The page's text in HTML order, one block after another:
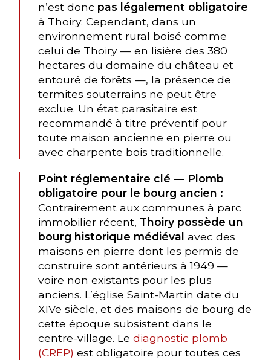
n’est donc pas légalement obligatoire
à Thoiry. Cependant, dans un
environnement rural boisé comme
celui de Thoiry — en lisière des 380
hectares du domaine du château et
entouré de forêts —, la présence de
termites souterrains ne peut être
exclue. Un état parasitaire est
recommandé à titre préventif pour
toute maison ancienne en pierre ou
avec charpente bois traditionnelle.
Point réglementaire clé — Plomb
obligatoire pour le bourg ancien :
Contrairement aux communes à parc
immobilier récent, Thoiry possède un
bourg historique médiéval avec des
maisons en pierre dont les permis de
construire sont antérieurs à 1949 —
voire non existants pour les plus
anciens. L’église Saint-Martin date du
XIVe siècle, et des maisons de bourg de
cette époque subsistent dans le
centre-village. Le diagnostic plomb
(CREP) est obligatoire pour toutes ces